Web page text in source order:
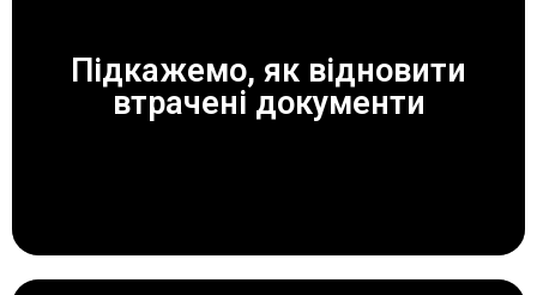
Підкажемо, як відновити
втрачені документи
ЗАВЖДИ ДОПОМОЖЕМО!